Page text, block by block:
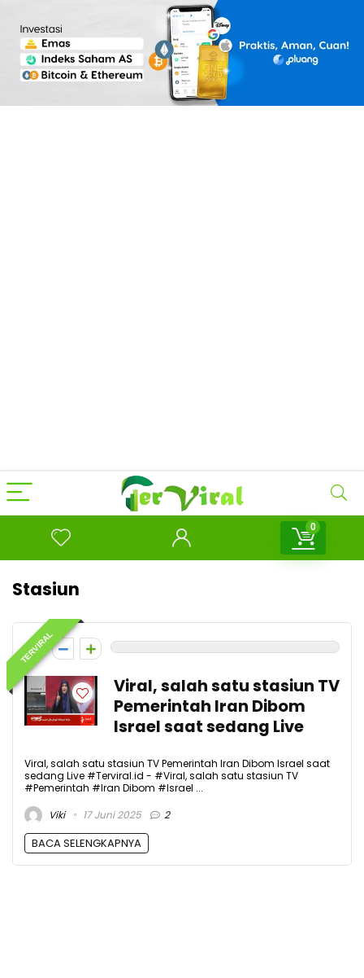
0
Stasiun
TERVIRAL
0
Viral, salah satu stasiun TV
Pemerintah Iran Dibom
Israel saat sedang Live
Viral, salah satu stasiun TV Pemerintah Iran Dibom Israel saat
sedang Live #Terviral.id - #Viral, salah satu stasiun TV
#Pemerintah #Iran Dibom #Israel ...
Viki
17 Juni 2025 2
BACA SELENGKAPNYA